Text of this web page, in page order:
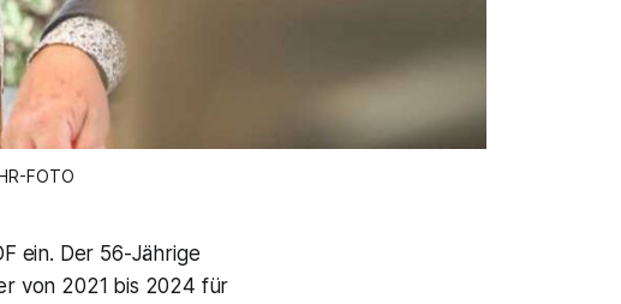
FOTO
ein. Der 56-Jährige
von 2021 bis 2024 für